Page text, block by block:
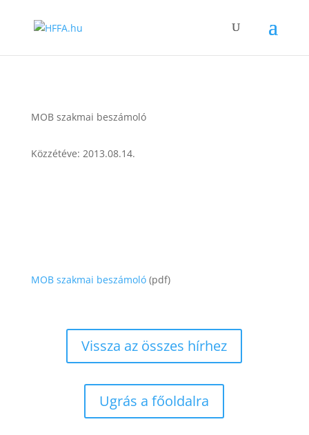
MOB szakmai beszámoló
Közzétéve: 2013.08.14.
MOB szakmai beszámoló(pdf)
Vissza az összes hírhez
Ugrás a főoldalra